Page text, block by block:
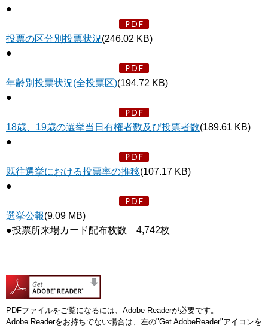
●
投票の区分別投票状況(246.02 KB)
●
年齢別投票状況(全投票区)(194.72 KB)
●
18歳、19歳の選挙当日有権者数及び投票者数(189.61 KB)
●
既往選挙における投票率の推移(107.17 KB)
●
選挙公報(9.09 MB)
●投票所来場カード配布枚数 4,742枚
PDFファイルをご覧になるには、Adobe Readerが必要です。
Adobe Readerをお持ちでない場合は、左の"Get AdobeReader"アイコンを